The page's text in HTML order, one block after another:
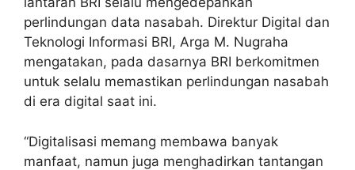
perlindungan data nasabah. Direktur Digital dan
Teknologi Informasi BRI, Arga M. Nugraha
mengatakan, pada dasarnya BRI berkomitmen
untuk selalu memastikan perlindungan nasabah
di era digital saat ini.
“Digitalisasi memang membawa banyak
manfaat, namun juga menghadirkan tantangan